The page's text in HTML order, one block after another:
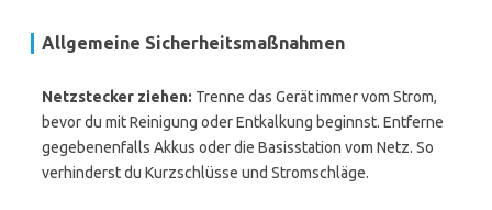
Allgemeine Sicherheitsmaßnahmen
Netzstecker ziehen: Trenne das Gerät immer vom Strom,
bevor du mit Reinigung oder Entkalkung beginnst. Entferne
gegebenenfalls Akkus oder die Basisstation vom Netz. So
verhinderst du Kurzschlüsse und Stromschläge.